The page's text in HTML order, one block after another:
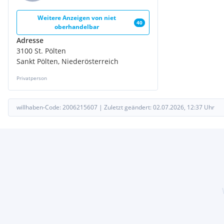
Weitere Anzeigen von niet
oberhandelbar
40
Adresse
3100 St. Pölten
Sankt Pölten, Niederösterreich
Privatperson
willhaben-Code: 2006215607 | Zuletzt geändert: 02.07.2026, 12:37 Uhr